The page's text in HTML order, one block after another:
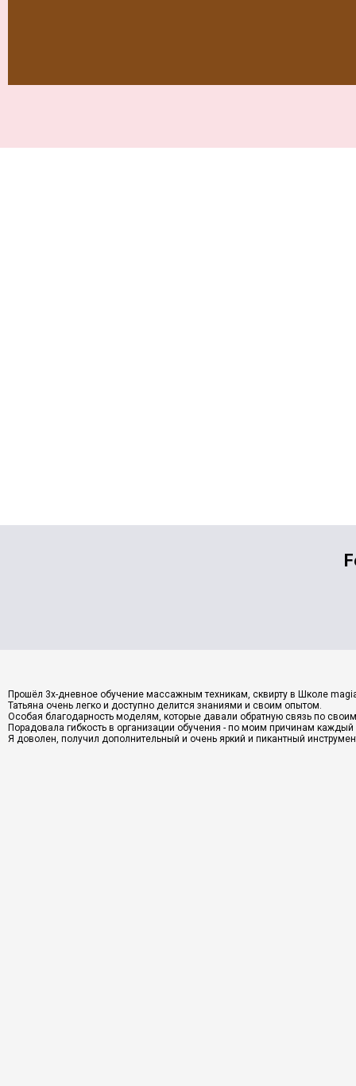
Прошёл 3х-дневное обучение массажным техникам, сквирту в Школе
Татьяна очень легко и доступно делится знаниями и своим опытом.
Особая благодарность моделям, которые давали обратную связь по
Порадовала гибкость в организации обучения - по моим причинам
Я доволен, получил дополнительный и очень яркий и пикантный